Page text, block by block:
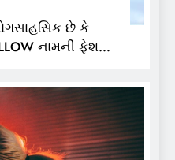
છે કે
નામની ફેશન